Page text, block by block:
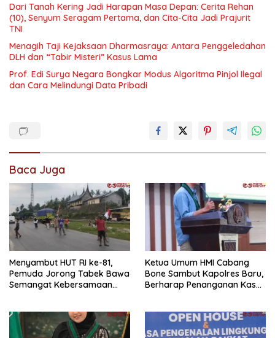
Dari Tanah Kering Jadi Harapan Masa Depan: Cerita Rehan
(10), Senyum Seragam Pertama, dan Cita-Cita Jadi Prajurit
TNI
Menagih Taji Kejaksaan Dharmasraya: Antara Penggeledahan
DLH dan “Tabir Misteri” Kasus Lama
Prof. Edi Surya Negara Bongkar Modus Algoritma Pinjol Ilegal
dan Cara Melindungi Data Pribadi
Baca Juga
Menyambut HUT RI ke-81,
Pemuda Jorong Tabek Bawa
Semangat Kebersamaan
Ketua Umum HMI Cabang
Bone Sambut Kapolres Baru,
Berharap Penanganan Kasus